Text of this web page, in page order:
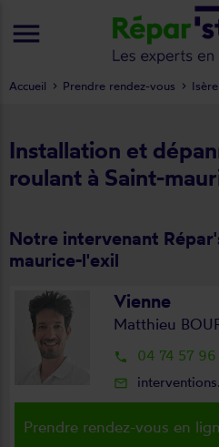
Installation et
roulant à Saint-
Notre intervenant
maurice-l'exil
Vienne
Matthieu
local_phone 04 74 57 96
mail_outline
Prendre rendez-vous en
Accueil Prendre rendez-vous Isère
menu